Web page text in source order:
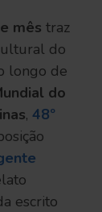
mês traz
do
longo de
do
, 48º
escrito